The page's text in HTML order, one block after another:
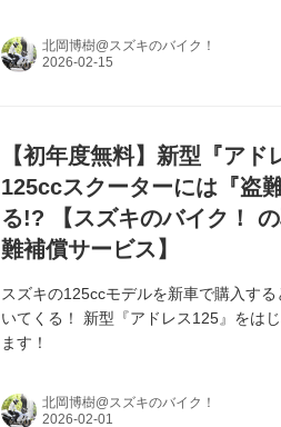
北岡博樹@スズキのバイク！
【初年度無料】新型『ア
125ccスクーターには『盗
る!? 【スズキのバイク！
難補償サービス】
スズキの125ccモデルを新車で購入す
いてくる！ 新型『アドレス125』をは
ます！
北岡博樹@スズキのバイク！